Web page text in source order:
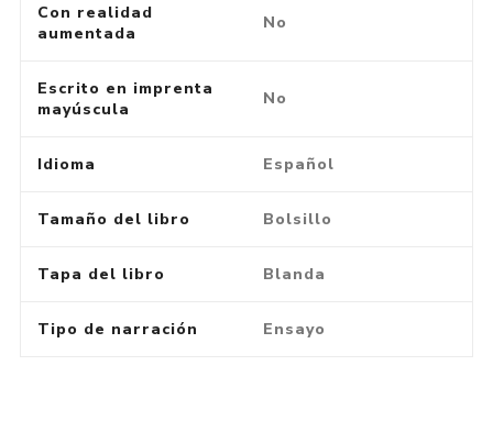
Con realidad
aumentada
No
Escrito en imprenta
mayúscula
No
Idioma Español
Tamaño del libro Bolsillo
Tapa del libro Blanda
Tipo de narración Ensayo